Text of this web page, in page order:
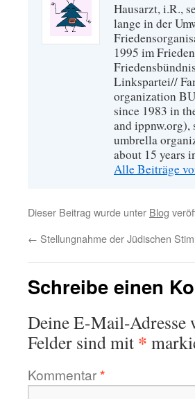
Hausarzt, i.R.,
lange in der
1995 im
Linkspartei//
organization
since 1983 in
and ippnw.org),
umbrella
about 15 years
Alle Beiträge
Dieser Beitrag wurde unter Blog
← Stellungnahme der Jüdischen
Schreibe einen
Deine E-Mail-
Felder sind mit *
Kommentar*